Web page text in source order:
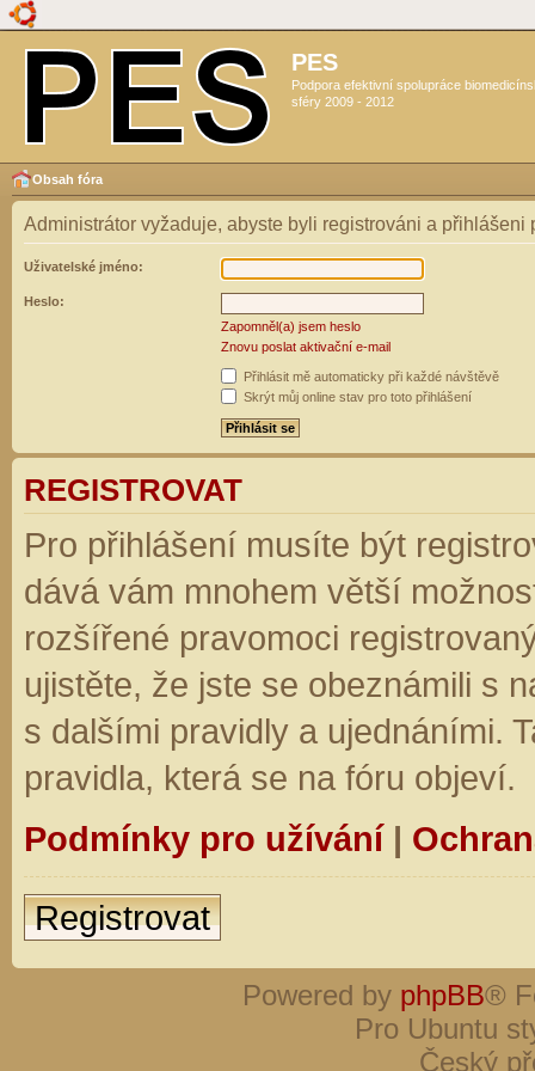
PES
Podpora efektivní spolupráce
sféry 2009 - 2012
Obsah fóra
Administrátor vyžaduje, abyste byli registrováni a přihlášeni
Uživatelské jméno:
Heslo:
Zapomněl(a) jsem heslo
Znovu poslat aktivační e-mail
Přihlásit mě automaticky při každé návštěvě
Skrýt můj online stav pro toto přihlášení
REGISTROVAT
Pro přihlášení musíte být
dává vám mnohem větší
rozšířené pravomoci
ujistěte, že jste se obeznámili s
s dalšími pravidly a ujednáními.
pravidla, která se na fóru objeví.
Podmínky pro užívání|
Registrovat
Powered by phpBB®
Pro Ubuntu
Český